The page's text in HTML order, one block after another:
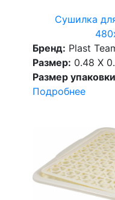
Сушилка
Бренд: Plast
Размер: 0.48 X
Размер
Подробнее